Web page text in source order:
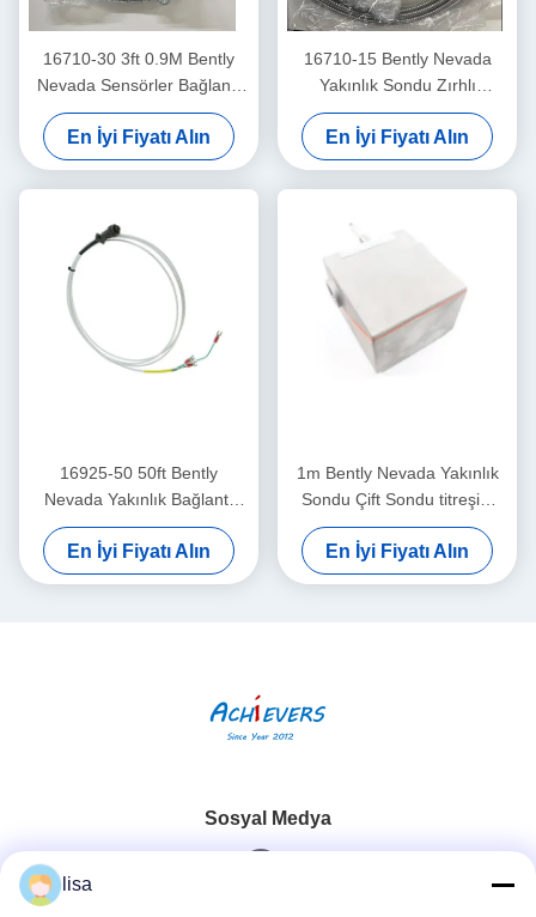
16710-30 3ft 0.9M Bently
Nevada Sensörler Bağlantı
Kablosu
En İyi Fiyatı Alın
16710-15 Bently Nevada
Yakınlık Sondu Zırhlı
Bağlantı Kablosu -15 - C
En İyi Fiyatı Alın
16925-50 50ft Bently
Nevada Yakınlık Bağlantı
Kablosu Zırhsız
En İyi Fiyatı Alın
1m Bently Nevada Yakınlık
Sondu Çift Sondu titreşim
sensörü 26530-12-10-00-
000-309-00-03-01
En İyi Fiyatı Alın
Sosyal Medya
lisa